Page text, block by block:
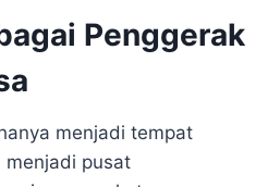
Penggerak
menjadi tempat
menjadi pusat